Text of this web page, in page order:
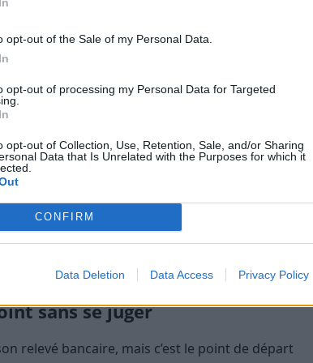
opt-out of the Sale of my Personal Data.
opt-out of processing my Personal Data for Targeted
opt-out of Collection, Use, Retention, Sale, and/or Sharing
Data that Is Unrelated with the Purposes for which it
CONFIRM
Data Deletion Data Access Privacy Policy
que vous dépensez “mal”, mais il signale
et vos sorties d’argent. Plusieurs causes
rapport à vos revenus (loyer, abonnements,
de voiture, problème de santé)
avec les paiements automatiques ou
consommation poussées par la facilité du “tout
noirs” pour agir efficacement.
sans se juger
relevé bancaire, mais c’est le point de départ